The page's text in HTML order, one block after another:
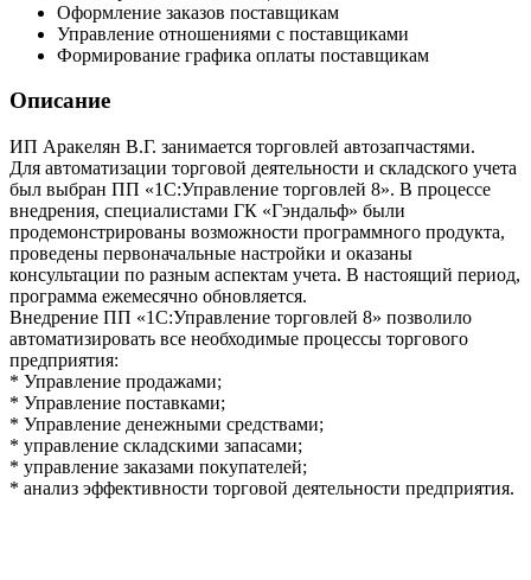
Оформление заказов поставщикам
Управление отношениями с поставщиками
Формирование графика оплаты поставщикам
Описание
ИП Аракелян В.Г. занимается торговлей автозапчастями.
Для автоматизации торговой деятельности и складского учета
был выбран ПП «1С:Управление торговлей 8». В процессе
внедрения, специалистами ГК «Гэндальф» были
продемонстрированы возможности программного продукта,
проведены первоначальные настройки и оказаны
консультации по разным аспектам учета. В настоящий период,
программа ежемесячно обновляется.
Внедрение ПП «1С:Управление торговлей 8» позволило
автоматизировать все необходимые процессы торгового
предприятия:
* Управление продажами;
* Управление поставками;
* Управление денежными средствами;
* управление складскими запасами;
* управление заказами покупателей;
* анализ эффективности торговой деятельности предприятия.